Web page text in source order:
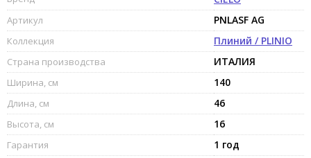
Артикул PNLASF AG
Коллекция Плиний / PLINIO
Страна производства ИТАЛИЯ
Ширина, см 140
Длина, см 46
Высота, см 16
Гарантия 1 год